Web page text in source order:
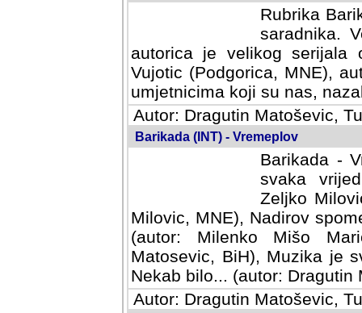
Rubrika
saradnika.
autorica je velikog serijala
Vujotic (Podgorica, MNE),
umjetnicima koji su nas,
Autor: Dragutin Matoševic,
Barikada (INT) - Vremeplov
Barikada -
svaka
Milovic,
MNE), Nadirov spomenar
Milenko Mišo Maric, UK),
Muzika je svirala (autor:
(autor: Dragutin Matosevic,
Autor: Dragutin Matoševic,